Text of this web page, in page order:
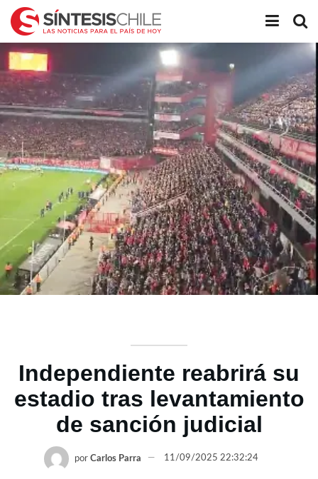
Independiente reabrirá su
estadio tras levantamiento
de sanción judicial
por Carlos Parra 11/09/2025 22:32:24